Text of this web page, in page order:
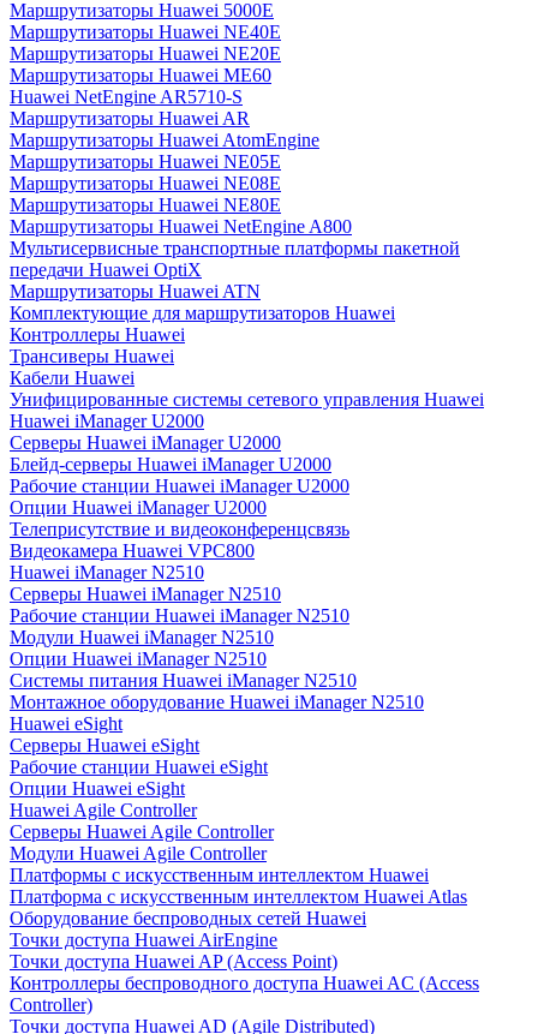
Маршрутизаторы Huawei 5000E
Маршрутизаторы Huawei NE40E
Маршрутизаторы Huawei NE20E
Маршрутизаторы Huawei ME60
Huawei NetEngine AR5710-S
Маршрутизаторы Huawei AR
Маршрутизаторы Huawei AtomEngine
Маршрутизаторы Huawei NE05E
Маршрутизаторы Huawei NE08E
Маршрутизаторы Huawei NE80E
Маршрутизаторы Huawei NetEngine A800
Мультисервисные транспортные платформы пакетной
передачи Huawei OptiX
Маршрутизаторы Huawei ATN
Комплектующие для маршрутизаторов Huawei
Контроллеры Huawei
Трансиверы Huawei
Кабели Huawei
Унифицированные системы сетевого управления Huawei
Huawei iManager U2000
Серверы Huawei iManager U2000
Блейд-серверы Huawei iManager U2000
Рабочие станции Huawei iManager U2000
Опции Huawei iManager U2000
Телеприсутствие и видеоконференцсвязь
Видеокамера Huawei VPC800
Huawei iManager N2510
Серверы Huawei iManager N2510
Рабочие станции Huawei iManager N2510
Модули Huawei iManager N2510
Опции Huawei iManager N2510
Системы питания Huawei iManager N2510
Монтажное оборудование Huawei iManager N2510
Huawei eSight
Серверы Huawei eSight
Рабочие станции Huawei eSight
Опции Huawei eSight
Huawei Agile Controller
Серверы Huawei Agile Controller
Модули Huawei Agile Controller
Платформы с искусственным интеллектом Huawei
Платформа с искусственным интеллектом Huawei Atlas
Оборудование беспроводных сетей Huawei
Точки доступа Huawei AirEngine
Точки доступа Huawei AP (Access Point)
Контроллеры беспроводного доступа Huawei AC (Access
Controller)
Точки доступа Huawei AD (Agile Distributed)